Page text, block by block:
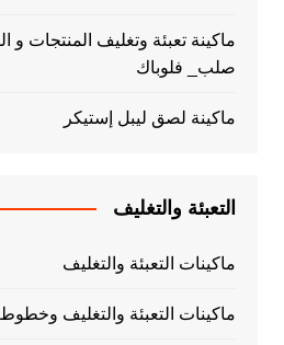
ماكينة تعبئة وتغليف المنتجات
صلب_ فلوباك
ماكينة لصق ليبل إستيكر
التعبئة والتغليف
ماكينات التعبئة والتغليف
ماكينات التعبئة والتغليف وخطوط